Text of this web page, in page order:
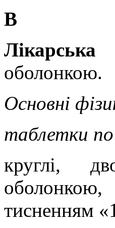
В
оболонкою.
Основні
таблетки
круглі,
тисненням